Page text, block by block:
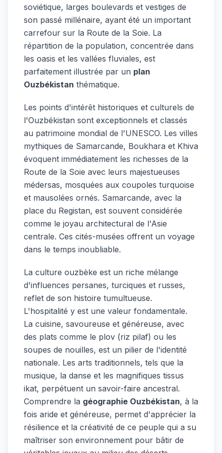
soviétique, larges boulevards et vestiges de
son passé millénaire, ayant été un important
carrefour sur la Route de la Soie. La
répartition de la population, concentrée dans
les oasis et les vallées fluviales, est
parfaitement illustrée par un plan
Ouzbékistan thématique.
Les points d'intérêt historiques et culturels de
l'Ouzbékistan sont exceptionnels et classés
au patrimoine mondial de l'UNESCO. Les villes
mythiques de Samarcande, Boukhara et Khiva
évoquent immédiatement les richesses de la
Route de la Soie avec leurs majestueuses
médersas, mosquées aux coupoles turquoise
et mausolées ornés. Samarcande, avec la
place du Registan, est souvent considérée
comme le joyau architectural de l'Asie
centrale. Ces cités-musées offrent un voyage
dans le temps inoubliable.
La culture ouzbèke est un riche mélange
d'influences persanes, turciques et russes,
reflet de son histoire tumultueuse.
L'hospitalité y est une valeur fondamentale.
La cuisine, savoureuse et généreuse, avec
des plats comme le plov (riz pilaf) ou les
soupes de nouilles, est un pilier de l'identité
nationale. Les arts traditionnels, tels que la
musique, la danse et les magnifiques tissus
ikat, perpétuent un savoir-faire ancestral.
Comprendre la géographie Ouzbékistan, à la
fois aride et généreuse, permet d'apprécier la
résilience et la créativité de ce peuple qui a su
maîtriser son environnement pour bâtir de